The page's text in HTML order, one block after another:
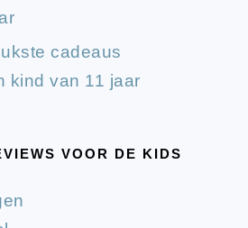
cadeaus
kind van 11 jaar
VOOR DE KIDS